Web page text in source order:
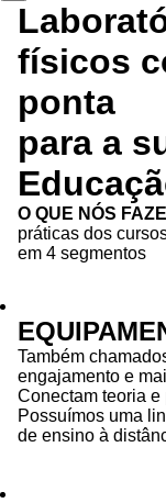
físicos
ponta
para a
O QUE NÓS
práticas dos
em 4 segmentos
Também
engajamento e
Conectam teoria
Possuímos uma
de ensino à